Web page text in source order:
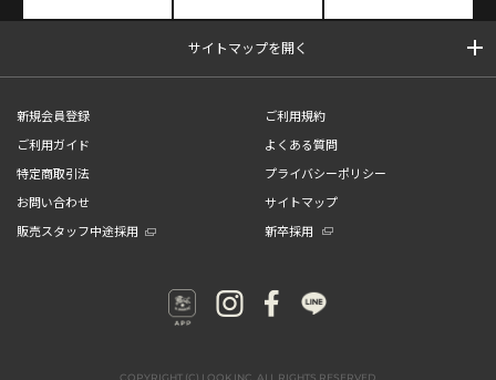
サイトマップを開く
新規会員登録
ご利用規約
ご利用ガイド
よくある質問
特定商取引法
プライバシーポリシー
お問い合わせ
サイトマップ
販売スタッフ中途採用
新卒採用
COPYRIGHT (C) LOOK INC. ALL RIGHTS RESERVED.